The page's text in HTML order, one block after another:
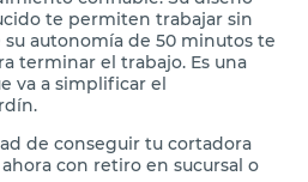
te permiten trabajar sin
autonomía de 50 minutos te
terminar el trabajo. Es una
va a simplificar el
de conseguir tu cortadora
con retiro en sucursal o